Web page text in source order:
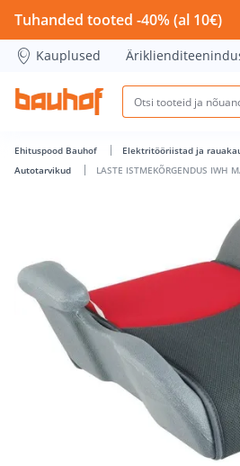
LASTE ISTMEKÕRGENDUS IWH
Tuhanded tooted -40% (al 10€)
Kauplused
Ehituspood Bauhof Elektritööriistad ja
Autotarvikud
LASTE ISTMEKÕRGENDUS IWH